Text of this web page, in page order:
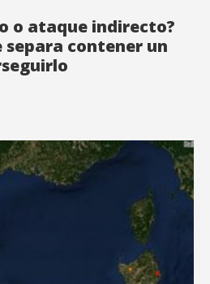
o ataque indirecto?
separa contener un